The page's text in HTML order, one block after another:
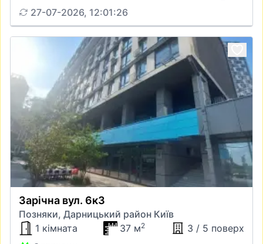
27-07-2026, 12:01:26
Зарічна вул. 6к3
Позняки, Дарницький район Київ
1 кімната
37 м2
3 / 5 поверх